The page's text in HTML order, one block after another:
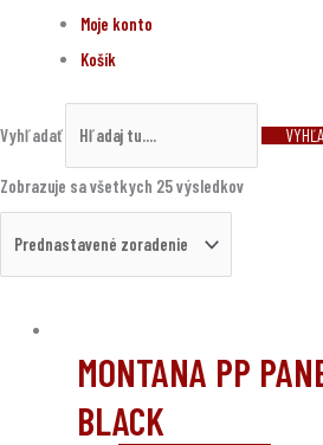
Moje konto
Košík
Vyhľadať
Zobrazuje sa všetkych 25 výsledkov
MONTANA PP
BLACK